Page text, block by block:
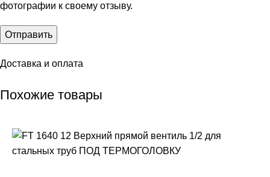
фотографии к своему отзыву.
Доставка и оплата
Похожие товары